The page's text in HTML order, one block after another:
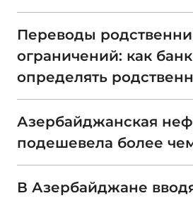
Переводы
ограничений: как
определять
Азербайджанская
подешевела более
В Азербайджане